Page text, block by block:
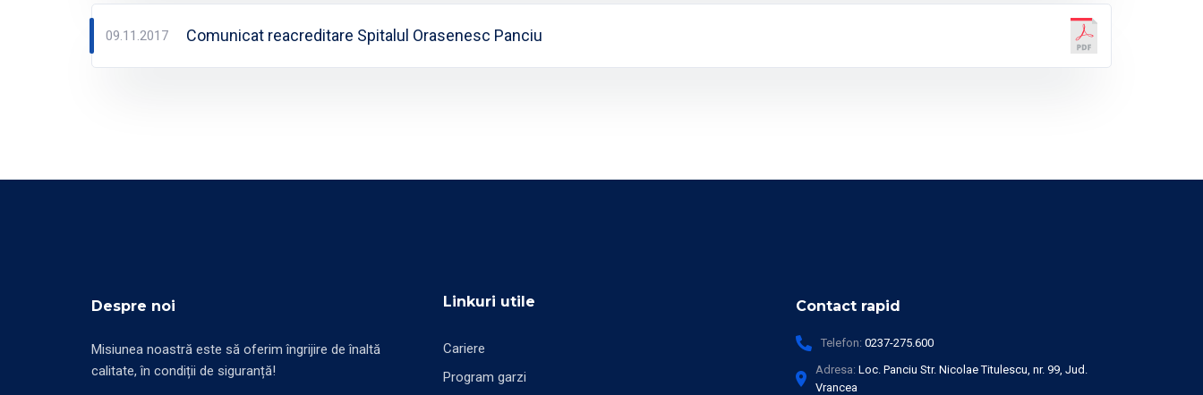
09.11.2017 Comunicat reacreditare Spitalul Orasenesc Panciu
Despre noi
Misiunea noastră este să oferim îngrijire de înaltă
calitate, în condiții de siguranță!
Linkuri utile
Cariere
Program garzi
Contact rapid
Telefon: 0237-275.600
Adresa: Loc. Panciu Str. Nicolae Titulescu, nr. 99, Jud.
Vrancea